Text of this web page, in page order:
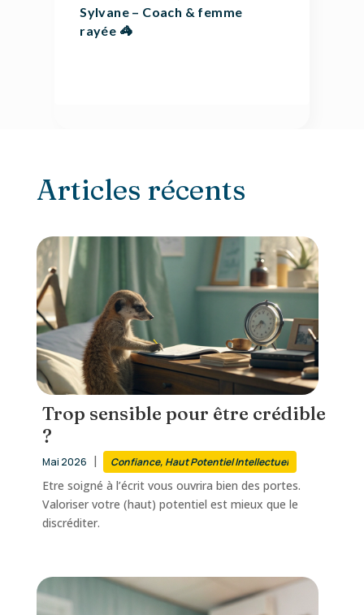
Sylvane – Coach & femme
rayée 🦓
Articles récents
Trop sensible pour être crédible
?
Mai 2026 | Confiance, Haut Potentiel Intellectuel
Etre soigné à l’écrit vous ouvrira bien des portes.
Valoriser votre (haut) potentiel est mieux que le
discréditer.